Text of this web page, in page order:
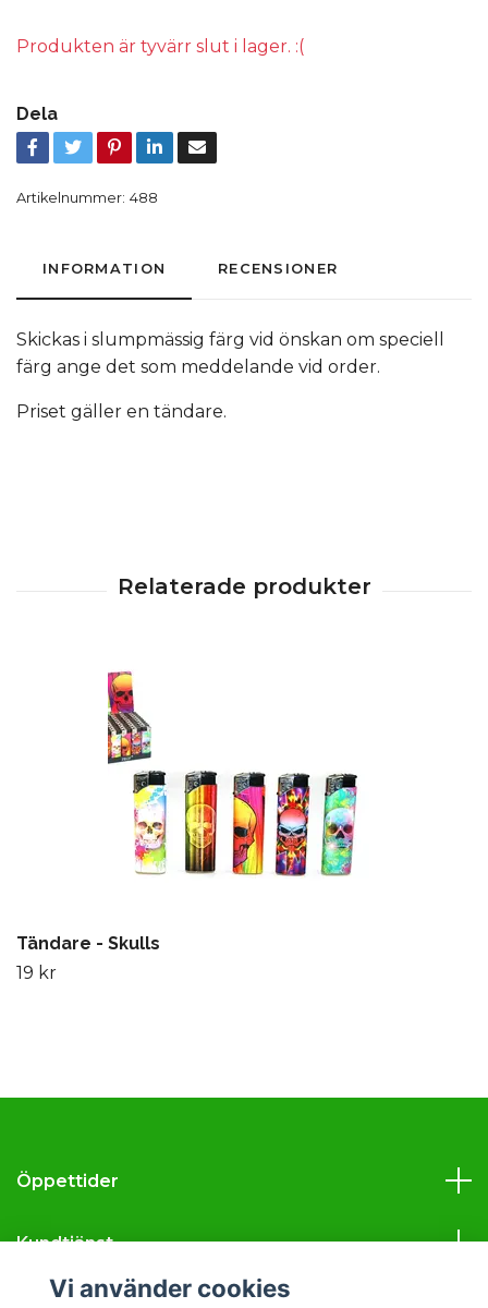
Produkten är tyvärr slut i lager. :(
Dela
Artikelnummer: 488
INFORMATION RECENSIONER
Skickas i slumpmässig färg vid önskan om speciell
färg ange det som meddelande vid order.
Priset gäller en tändare.
Tändare - Skulls
19 kr
Öppettider
Kundtjänst
Vi använder cookies